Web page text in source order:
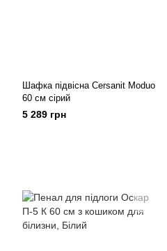
Шафка підвісна Cersanit Moduo
60 см сірий
5 289 грн